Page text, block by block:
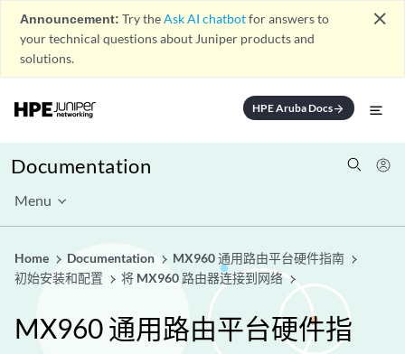
Announcement: Try theAsk AI chatbotfor answers to
your technical questions about Juniper products and
solutions.
close
HPE Aruba Docsarrow_forward
Documentation
Menu
Home Documentation
MX960 通用路由平台硬件指南
初始安装和配置
将 MX960 路由器连接到网络
MX960 通用路由平台硬件指